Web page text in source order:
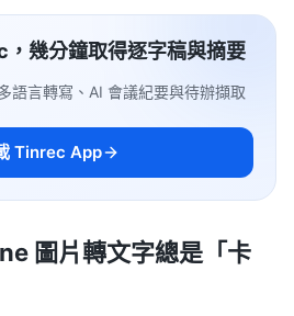
幾分鐘取得逐字稿與摘要
語言轉寫、AI 會議紀要與待辦擷取
Tinrec App
圖片轉文字總是「卡